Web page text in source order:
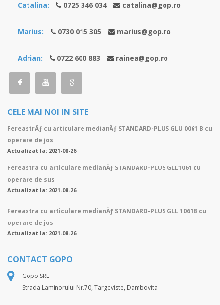
Catalina: 0725 346 034 catalina@gop.ro
Marius: 0730 015 305 marius@gop.ro
Adrian: 0722 600 883 rainea@gop.ro
CELE MAI NOI IN SITE
FereastrÄƒ cu articulare medianÄƒ STANDARD-PLUS GLU 0061 B cu
operare de jos
Actualizat la: 2021-08-26
Fereastra cu articulare medianÄƒ STANDARD-PLUS GLL1061 cu
operare de sus
Actualizat la: 2021-08-26
Fereastra cu articulare medianÄƒ STANDARD-PLUS GLL 1061B cu
operare de jos
Actualizat la: 2021-08-26
CONTACT GOPO
Gopo SRL
Strada Laminorului Nr.70, Targoviste, Dambovita